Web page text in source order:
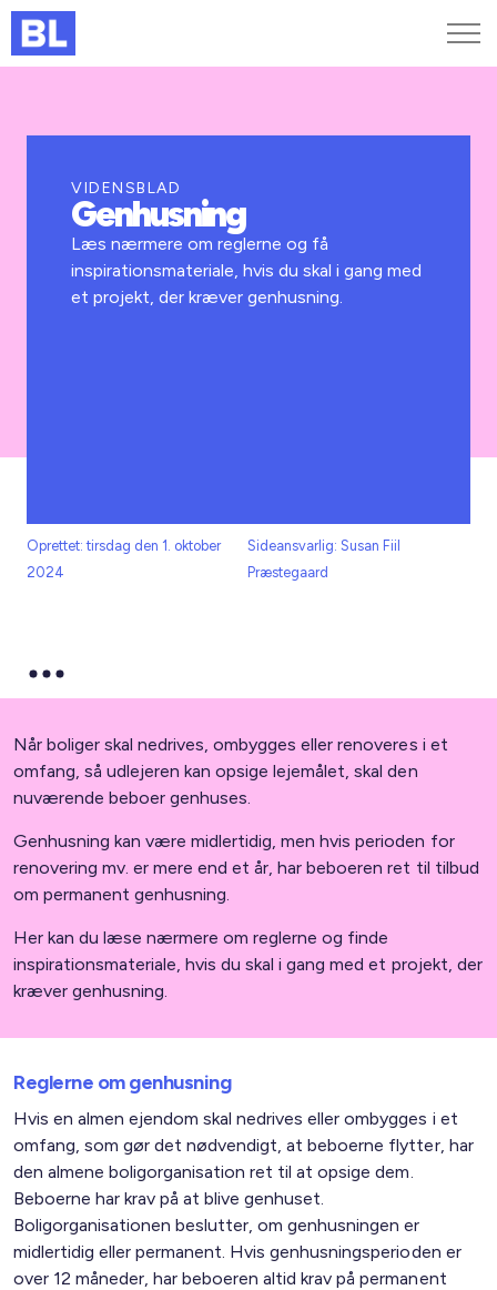
Kurser og arrangementer
Jobportalen
VIDENSBLAD
Genhusning
Læs nærmere om reglerne og få
inspirationsmateriale, hvis du skal i gang med
et projekt, der kræver genhusning.
Oprettet: tirsdag den 1. oktober
2024
Sideansvarlig: Susan Fiil
Præstegaard
Når boliger skal nedrives, ombygges eller renoveres i et
omfang, så udlejeren kan opsige lejemålet, skal den
nuværende beboer genhuses.
Genhusning kan være midlertidig, men hvis perioden for
renovering mv. er mere end et år, har beboeren ret til tilbud
om permanent genhusning.
Her kan du læse nærmere om reglerne og finde
inspirationsmateriale, hvis du skal i gang med et projekt, der
kræver genhusning.
Reglerne om genhusning
Hvis en almen ejendom skal nedrives eller ombygges i et
omfang, som gør det nødvendigt, at beboerne flytter, har
den almene boligorganisation ret til at opsige dem.
Beboerne har krav på at blive genhuset.
Boligorganisationen beslutter, om genhusningen er
midlertidig eller permanent. Hvis genhusningsperioden er
over 12 måneder, har beboeren altid krav på permanent